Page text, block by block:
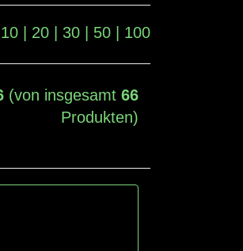
10 20 30 50 100
(von insgesamt 66
Produkten)